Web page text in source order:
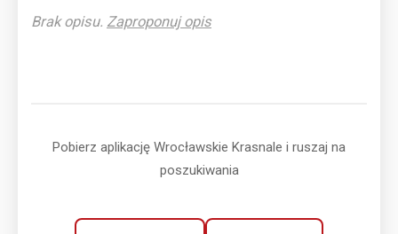
Brak opisu. Zaproponuj opis
Pobierz aplikację Wrocławskie Krasnale i ruszaj na
poszukiwania